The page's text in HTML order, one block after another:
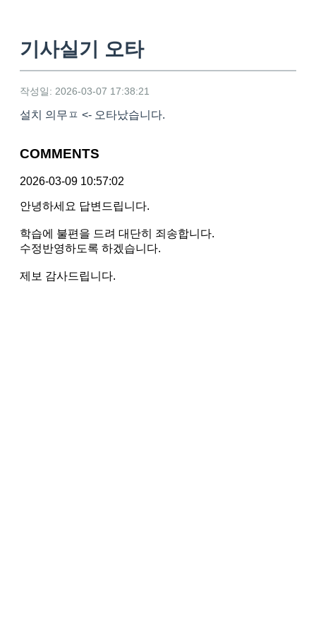
기사실기 오타
작성일: 2026-03-07 17:38:21
설치 의무ㅍ <- 오타났습니다.
COMMENTS
2026-03-09 10:57:02
안녕하세요 답변드립니다.
학습에 불편을 드려 대단히 죄송합니다.
수정반영하도록 하겠습니다.
제보 감사드립니다.